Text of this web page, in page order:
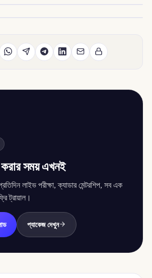
সময় এখনই
লাইভ পরীক্ষা, ক্যাডার মেন্টরশিপ, সব এক
ট্রায়াল।
প্যাকেজ দেখুন